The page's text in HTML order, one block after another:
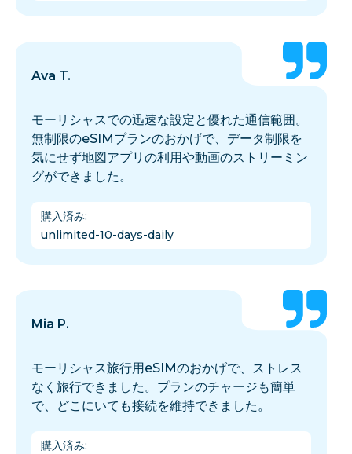
Ava T.
モーリシャスでの迅速な設定と優れた通信範囲。
無制限のeSIMプランのおかげで、データ制限を
気にせず地図アプリの利用や動画のストリーミン
グができました。
購入済み:
unlimited-10-days-daily
Mia P.
モーリシャス旅行用eSIMのおかげで、ストレス
なく旅行できました。プランのチャージも簡単
で、どこにいても接続を維持できました。
購入済み: